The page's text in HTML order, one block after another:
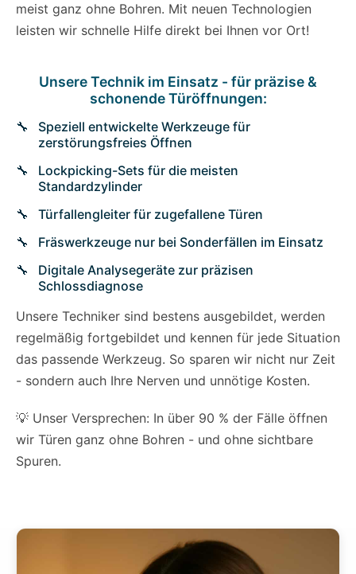
meist ganz ohne Bohren. Mit neuen Technologien
leisten wir schnelle Hilfe direkt bei Ihnen vor Ort!
Unsere Technik im Einsatz - für präzise &
schonende Türöffnungen:
Speziell entwickelte Werkzeuge für
zerstörungsfreies Öffnen
Lockpicking-Sets für die meisten
Standardzylinder
Türfallengleiter für zugefallene Türen
Fräswerkzeuge nur bei Sonderfällen im Einsatz
Digitale Analysegeräte zur präzisen
Schlossdiagnose
Unsere Techniker sind bestens ausgebildet, werden
regelmäßig fortgebildet und kennen für jede Situation
das passende Werkzeug. So sparen wir nicht nur Zeit
- sondern auch Ihre Nerven und unnötige Kosten.
💡 Unser Versprechen: In über 90 % der Fälle öffnen
wir Türen ganz ohne Bohren - und ohne sichtbare
Spuren.